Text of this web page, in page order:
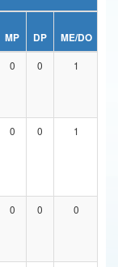
MP DP ME/DO
0 0 1
0 0 1
0 0 0